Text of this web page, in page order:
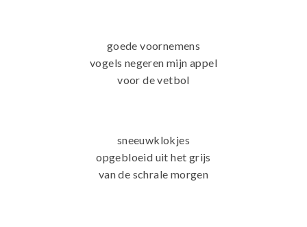
goede voornemens
vogels negeren mijn appel
voor de vetbol
sneeuwklokjes
opgebloeid uit het grijs
van de schrale morgen